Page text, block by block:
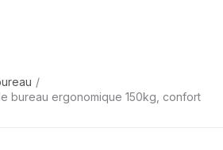
bureau ergonomique 150kg, confort